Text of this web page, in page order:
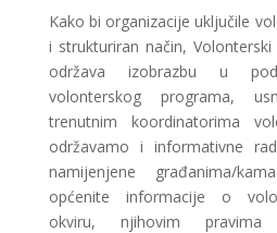
Kako bi organizacije uključile
i strukturiran način,
održava izobrazbu u
volonterskog programa,
trenutnim koordinatorima
održavamo i informativne
namijenjene građanima/
općenite informacije o
okviru, njihovim